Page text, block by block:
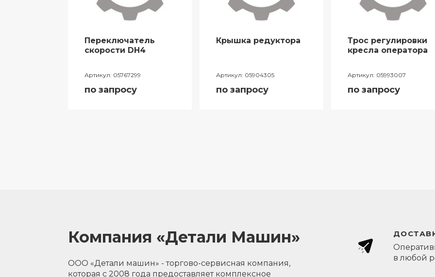
Переключатель
скорости DH4
Артикул: 05767299
по запросу
Крышка редуктора
Артикул: 05904305
по запросу
Трос регулировки
кресла оператора
Артикул: 05993007
по запросу
Компания «Детали Машин»
ООО «Детали машин» - торгово-сервисная компания,
которая с 2008 года предоставляет комплексное
в любой